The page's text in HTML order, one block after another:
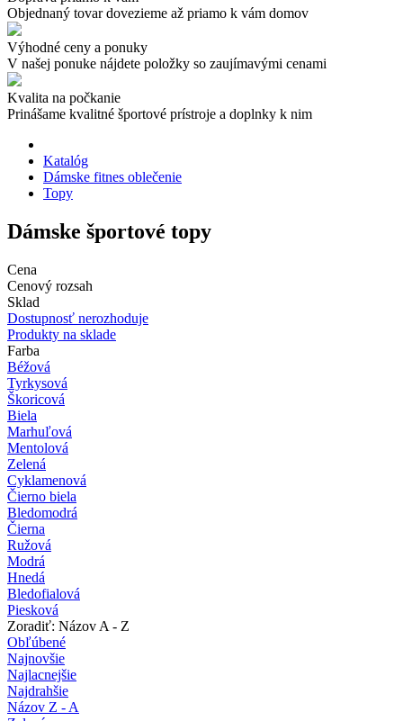
Objednaný tovar dovezieme až priamo k vám domov
Výhodné ceny a ponuky
V našej ponuke nájdete položky so zaujímavými cenami
Kvalita na počkanie
Prinášame kvalitné športové prístroje a doplnky k nim
Katalóg
Dámske fitnes oblečenie
Topy
Dámske športové topy
Cena
Cenový rozsah
Sklad
Dostupnosť nerozhoduje
Produkty na sklade
Farba
Béžová
Tyrkysová
Škoricová
Biela
Marhuľová
Mentolová
Zelená
Cyklamenová
Čierno biela
Bledomodrá
Čierna
Ružová
Modrá
Hnedá
Bledofialová
Piesková
Zoradiť: Názov A - Z
Obľúbené
Najnovšie
Najlacnejšie
Najdrahšie
Názov Z - A